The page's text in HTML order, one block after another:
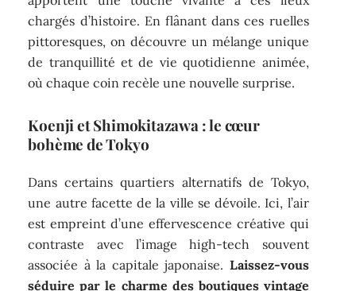
chargés d’histoire. En flânant dans ces ruelles
pittoresques, on découvre un mélange unique
de tranquillité et de vie quotidienne animée,
où chaque coin recèle une nouvelle surprise.
Koenji et Shimokitazawa : le cœur
bohème de Tokyo
Dans certains quartiers alternatifs de Tokyo,
une autre facette de la ville se dévoile. Ici, l’air
est empreint d’une effervescence créative qui
contraste avec l’image high-tech souvent
associée à la capitale japonaise. Laissez-vous
séduire par le charme des boutiques vintage